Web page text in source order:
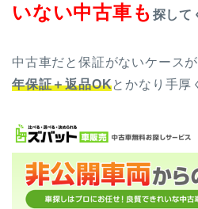
いない中古車も 探して
中古車だと保証がないケース
年保証＋返品OKとかなり手厚